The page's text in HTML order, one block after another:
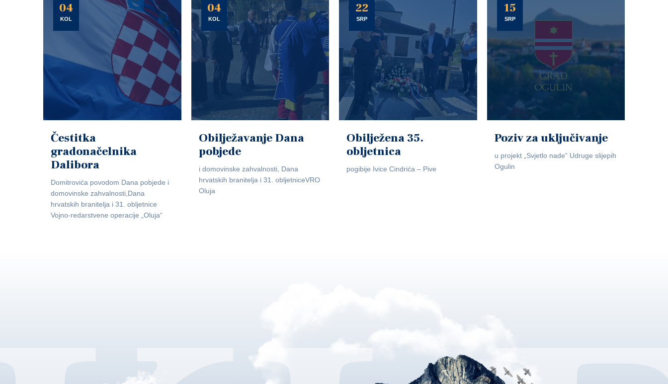
04
KOL
Čestitka
gradonačelnika
Dalibora
Domitrovića povodom Dana pobjede i
domovinske zahvalnosti,Dana
hrvatskih branitelja i 31. obljetnice
Vojno-redarstvene operacije „Oluja“
04
KOL
Obilježavanje Dana
pobjede
i domovinske zahvalnosti, Dana
hrvatskih branitelja i 31. obljetniceVRO
Oluja
22
SRP
Obilježena 35.
obljetnica
pogibije Ivice Cindrića – Pive
15
SRP
Poziv za uključivanje
u projekt „Svjetlo nade” Udruge slijepih
Ogulin